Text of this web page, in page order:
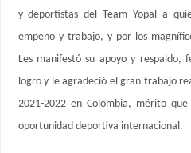
y deportistas del Team Yopal a
empeño y trabajo, y por los
Les manifestó su apoyo y respaldo,
logro y le agradeció el gran trabajo
2021-2022 en Colombia, mérito
oportunidad deportiva internacional.